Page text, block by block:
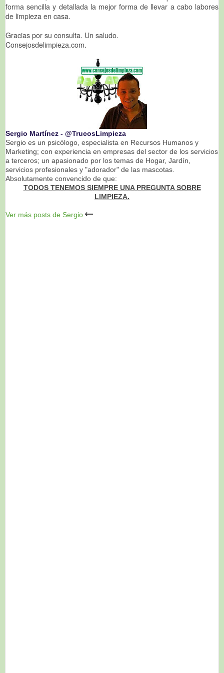
forma sencilla y detallada la mejor forma de llevar a cabo labores
de limpieza en casa.
Gracias por su consulta. Un saludo.
Consejosdelimpieza.com.
Sergio Martínez ‐ @TrucosLimpieza
Sergio es un psicólogo, especialista en Recursos Humanos y
Marketing; con experiencia en empresas del sector de los servicios
a terceros; un apasionado por los temas de Hogar, Jardín,
servicios profesionales y "adorador" de las mascotas.
Absolutamente convencido de que:
TODOS TENEMOS SIEMPRE UNA PREGUNTA SOBRE
LIMPIEZA.
Ver más posts de Sergio